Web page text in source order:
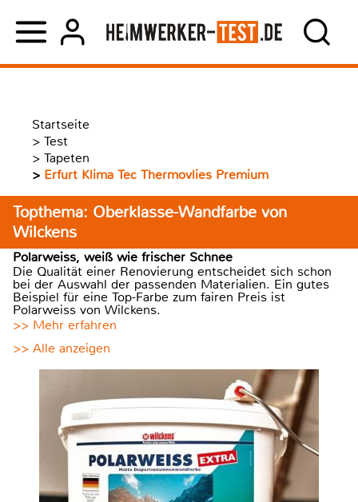
Startseite
> Test
> Tapeten
> Erfurt Klima Tec Thermovlies Premium
Topthema: Oberklasse-Wandfarbe von
Wilckens
Polarweiss, weiß wie frischer Schnee
Die Qualität einer Renovierung entscheidet sich schon
bei der Auswahl der passenden Materialien. Ein gutes
Beispiel für eine Top-Farbe zum fairen Preis ist
Polarweiss von Wilckens.
>> Mehr erfahren
>> Alle anzeigen